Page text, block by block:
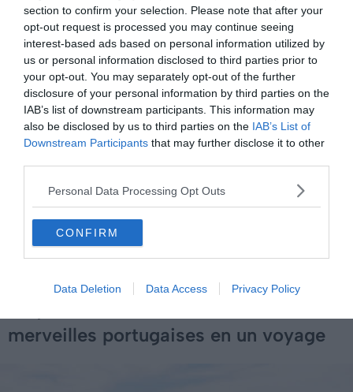
section to confirm your selection. Please note that after your
opt-out request is processed you may continue seeing
interest-based ads based on personal information utilized by
us or personal information disclosed to third parties prior to
your opt-out. You may separately opt-out of the further
disclosure of your personal information by third parties on the
IAB’s list of downstream participants. This information may
also be disclosed by us to third parties on the IAB’s List of
Downstream Participants that may further disclose it to other
Personal Data Processing Opt Outs
CONFIRM
Data Deletion Data Access Privacy Policy
À lire aussi sur le guide Portugal :
Visiter le Portugal : 10 incontournables à faire et voir
(Portugal)
12 joyaux protégés du Portugal reconnus par l'UNESCO
à ne pas manquer
10 lieux sacrés pour découvrir le patrimoine religieux
du Portugal
Un itinéraire en voiture : le meilleur
merveilles portugaises en un voyage